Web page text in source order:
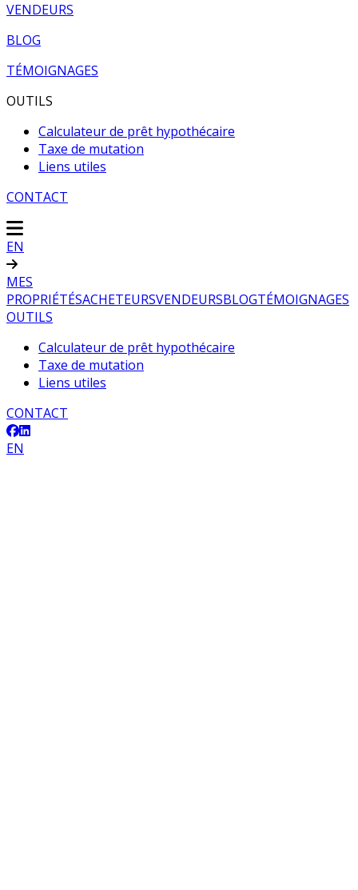
VENDEURS
BLOG
TÉMOIGNAGES
OUTILS
Calculateur de prêt hypothécaire
Taxe de mutation
Liens utiles
CONTACT
EN
MES
PROPRIÉTÉSACHETEURSVENDEURSBLOGTÉMOIGNAGES
OUTILS
Calculateur de prêt hypothécaire
Taxe de mutation
Liens utiles
CONTACT
EN